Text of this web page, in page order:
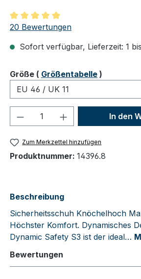
Durchschnittliche Bewertung von 5
20 Bewertungen
Sofort verfügbar, Lieferzeit: 1
Größeauswählen
( Größentabelle )
Produkt Anzahl: GibIn den
Zum Merkzettel hinzufügen
Produktnummer: 14396.8
Beschreibung
Sicherheitsschuh Knöchelhoch
Höchster Komfort. Dynamisches
Dynamic Safety S3 ist der ideal…
Bewertungen